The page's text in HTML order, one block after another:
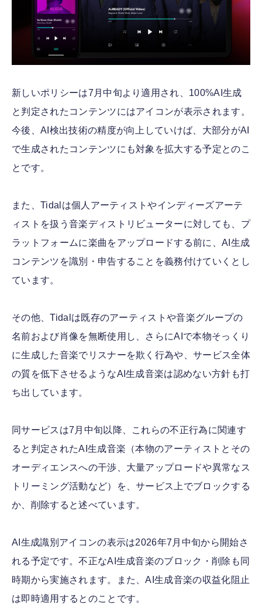
新しいポリシーは7月中旬より適用され、100%AI生成
と判定されたコンテンツにはアイコンが表示されます。
今後、AI検出技術の精度が向上していけば、大部分がAI
で生成されたコンテンツにも対象を拡大する予定とのこ
とです。
また、Tidalは個人アーティストやインディーズアーテ
ィストを扱う音楽ディストリビューターに対しても、プ
ラットフォームに楽曲をアップロードする前に、AI生成
コンテンツを識別・申告することを義務付けていくとし
ています。
その他、Tidalは既存のアーティストや音楽グループの
名前および肖像を無断使用し、さらにAIで本物そっくり
に生成した音楽でリスナーを欺く行為や、サービス全体
の質を低下させるようなAI生成音楽は認めない方針も打
ち出しています。
同サービスは7月中旬以降、これらの不正行為に関連す
ると判定されたAI生成音楽（本物のアーティストとその
オーディエンスへの干渉、大量アップロードや異常なス
トリーミング活動など）を、サービス上でブロックする
か、削除すると述べています。
AI生成識別アイコンの表示は2026年7月中旬から開始さ
れる予定です。不正なAI生成音楽のブロック・削除も同
時期から実施されます。また、AI生成音楽の収益化阻止
は即時適用するとのことです。